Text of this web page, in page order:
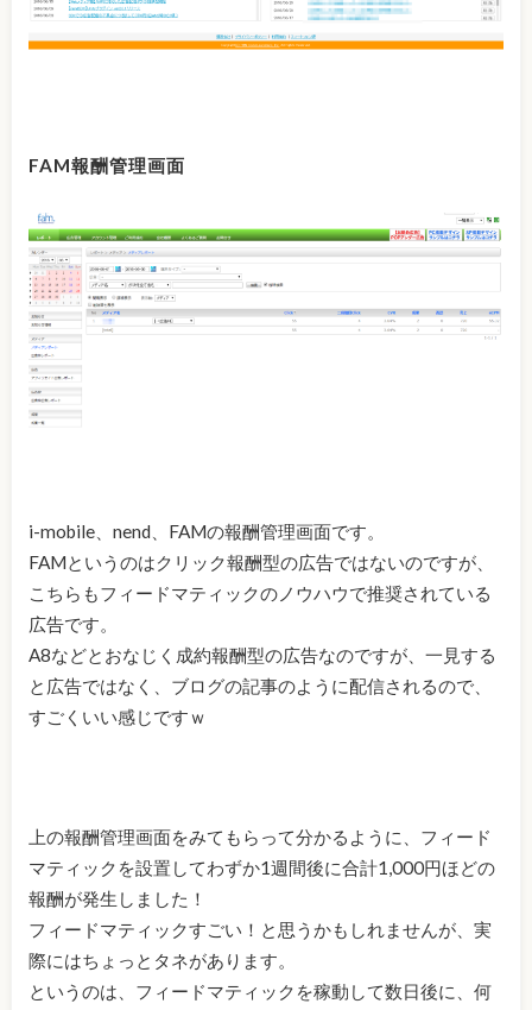
FAM報酬管理画面
i-mobile、nend、FAMの報酬管理画面です。
FAMというのはクリック報酬型の広告ではないのですが、
こちらもフィードマティックのノウハウで推奨されている
広告です。
A8などとおなじく成約報酬型の広告なのですが、一見する
と広告ではなく、ブログの記事のように配信されるので、
すごくいい感じですｗ
上の報酬管理画面をみてもらって分かるように、フィード
マティックを設置してわずか1週間後に合計1,000円ほどの
報酬が発生しました！
フィードマティックすごい！と思うかもしれませんが、実
際にはちょっとタネがあります。
というのは、フィードマティックを稼動して数日後に、何